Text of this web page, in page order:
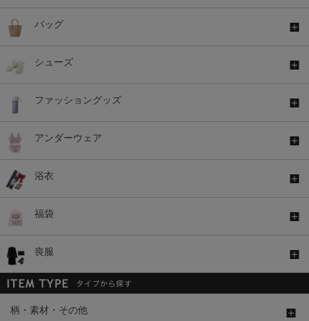
バッグ
シューズ
ファッショングッズ
アンダーウェア
浴衣
福袋
喪服
柄・素材・その他